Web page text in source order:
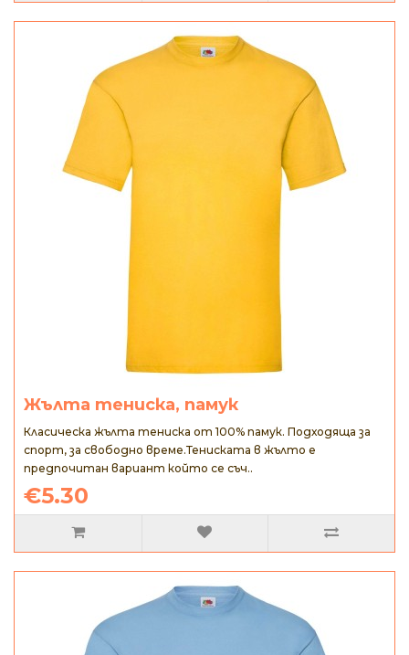
Жълта тениска, памук
Класическа жълта тениска от 100% памук. Подходяща за
спорт, за свободно време.Тениската в жълто е
предпочитан вариант който се съч..
€5.30